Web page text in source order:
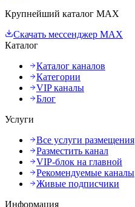
Крупнейший каталог MAX
Скачать мессенджер MAX
Каталог
Каталог каналов
Категории
VIP каналы
Блог
Услуги
Все услуги размещения
Разместить канал
VIP-блок на главной
Рекомендуемые каналы
Живые подписчики
Информация